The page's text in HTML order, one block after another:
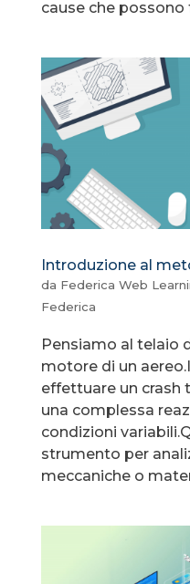
cause che possono
Introduzione al
da Federica Web
Federica
Pensiamo al telaio
motore di un
effettuare un crash
una complessa
condizioni
strumento per
meccaniche o